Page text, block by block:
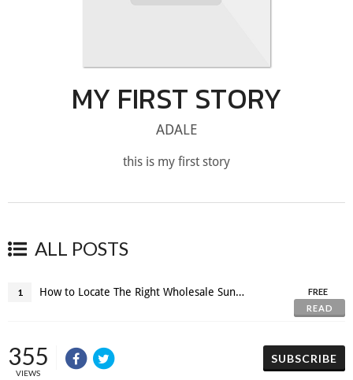
MY FIRST STORY
ADALE
this is my first story
ALL POSTS
1 How to Locate The Right Wholesale Sunglasses Distributor
FREE
READ
355
VIEWS
SUBSCRIBE